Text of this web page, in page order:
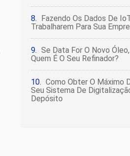
Fazendo Os Dados De
Trabalharem Para Sua
Se Data For O Novo Óleo,
Quem É O Seu Refinador?
Como Obter O Máximo
Seu Sistema De
Depósito